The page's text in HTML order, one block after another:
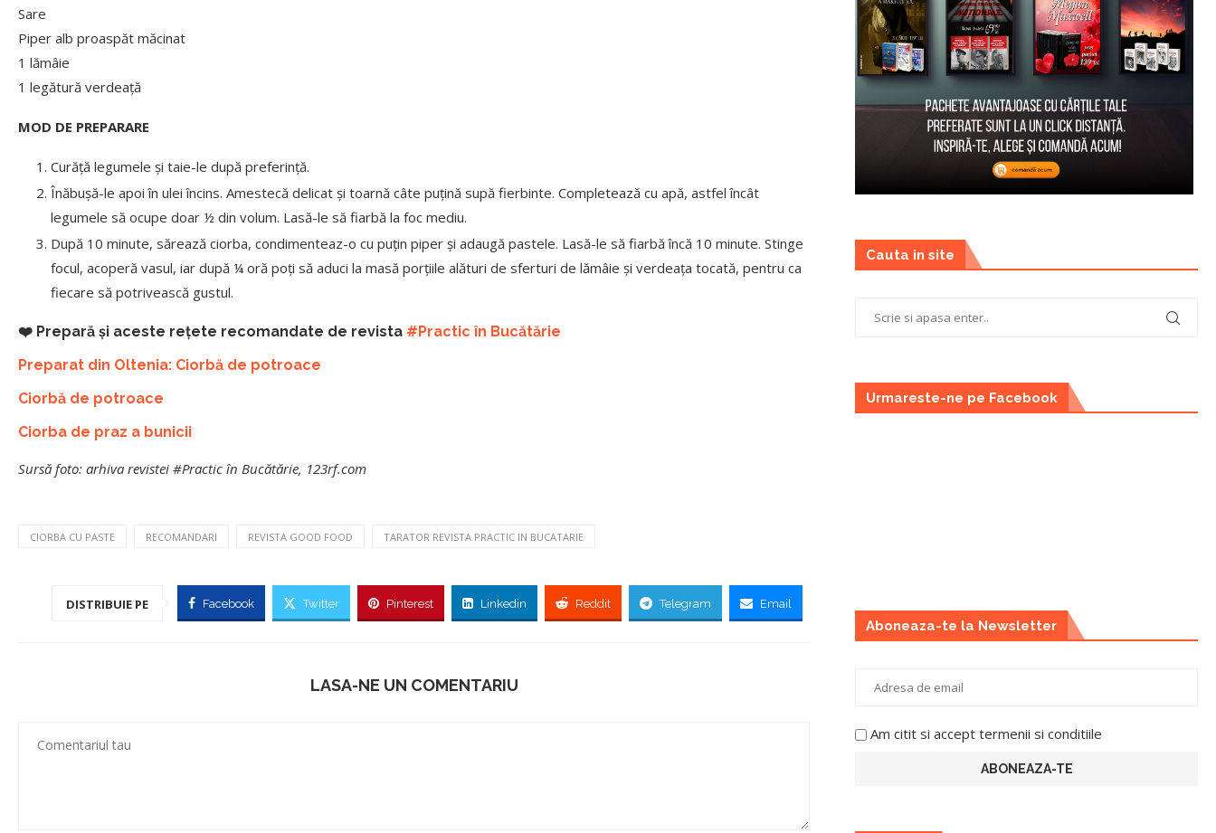
Sare
Piper alb proaspăt măcinat
1 lămâie
1 legătură verdeață
MOD DE PREPARARE
Curăță legumele și taie-le după preferință.
Înăbușă-le apoi în ulei încins. Amestecă delicat și toarnă câte puțină supă fierbin­te. Completează cu apă, astfel încât
legumele să ocupe doar ½ din volum. Lasă-le să fiarbă la foc mediu.
După 10 minute, sărează ciorba, condimenteaz-o cu puțin piper și adaugă pas­tele. Lasă-le să fiarbă încă 10 minute. Stinge
focul, acoperă vasul, iar după ¼ oră poți să aduci la masă porțiile alături de sferturi de lămâie și verdeața to­cată, pentru ca
fiecare să potrivească gustul.
❤️ Prepară și aceste rețete recomandate de revista #Practic în Bucătărie
Preparat din Oltenia: Ciorbă de potroace
Ciorbă de potroace
Ciorba de praz a bunicii
Sursă foto: arhiva revistei #Practic în Bucătărie, 123rf.com
CIORBA CU PASTE RECOMANDARI REVISTA GOOD FOOD TARATOR REVISTA PRACTIC IN BUCATARIE
DISTRIBUIE PE Facebook Twitter Pinterest Linkedin Reddit Telegram Email
LASA-NE UN COMENTARIU
Cauta in site
Urmareste-ne pe Facebook
Aboneaza-te la Newsletter
Am citit si accept termenii si conditiile